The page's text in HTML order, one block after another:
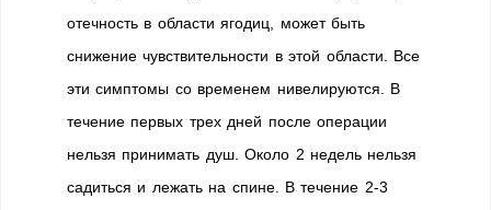
отечность в области ягодиц, может быть
снижение чувствительности в этой области. Все
эти симптомы со временем нивелируются. В
течение первых трех дней после операции
нельзя принимать душ. Около 2 недель нельзя
садиться и лежать на спине. В течение 2-3